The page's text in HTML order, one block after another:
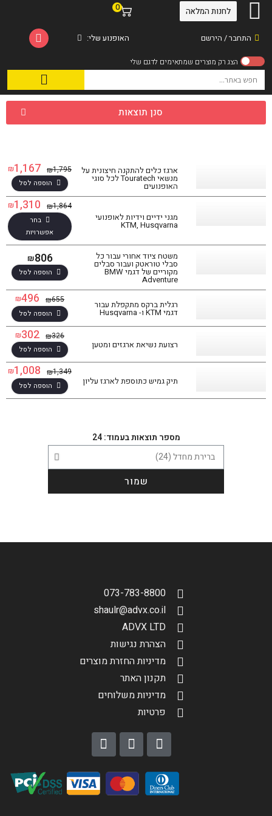
התחבר / הירשם
0
האופנוע שלי:
לחנות המלאה
סנן תוצאות
ארגז כלים להתקנה חיצונית על
מנשאי Touratech לכל סוגי
האופנועים
₪1,795
₪1,167
הוספה לסל
מגני ידיים וידיות לאופנועי
KTM, Husqvarna
₪1,864
₪1,310
בחר
אפשרויות
משטח ציוד אחורי עבור כל
סבלי טוראטק ועבור סבלים
מקוריים של דגמי BMW
Adventure
₪806
הוספה לסל
רגלית ברקס מתקפלת עבור
דגמי KTM ו- Husqvarna
₪655
₪496
הוספה לסל
רצועת נשיאת ארגזים ומטען
₪326
₪302
הוספה לסל
תיק גמיש כתוספת לארגז עליון
₪1,349
₪1,008
הוספה לסל
מספר תוצאות בעמוד: 24
שמור
073-783-8800
shaulr@advx.co.il
ADVX LTD
הצהרת נגישות
מדיניות החזרת מוצרים
תקנון האתר
מדיניות משלוחים
פרטיות
הגדר סוג האופנוע שלך
שליחה